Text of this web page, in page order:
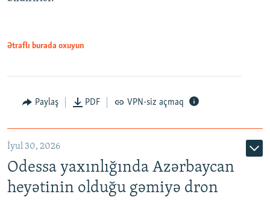
Ətraflı burada oxuyun
Paylaş PDF VPN-siz açmaq
İyul 30, 2026
Odessa yaxınlığında Azərbaycan
heyətinin olduğu gəmiyə dron